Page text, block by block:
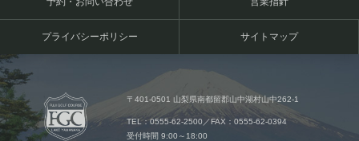
プライバシーポリシー サイトマップ
〒401-0501 山梨県南都留郡山中湖村山中262-1
TEL：0555-62-2500／FAX：0555-62-0394
受付時間 9:00～18:00